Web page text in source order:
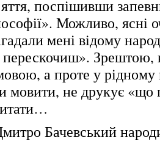
поспішивши
Можливо, ясні
мені відому
Зрештою,
а проте у рідному
мовити, не друкує
Бачевський